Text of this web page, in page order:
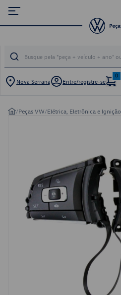
Nova Serrana Entre/registre-se
0
/Peças VW/Elétrica, Eletrônica e Ignição